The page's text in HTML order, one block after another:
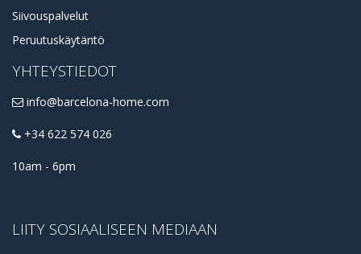
Siivouspalvelut
Peruutuskäytäntö
YHTEYSTIEDOT
info@barcelona-home.com
+34 622 574 026
10am - 6pm
LIITY SOSIAALISEEN MEDIAAN